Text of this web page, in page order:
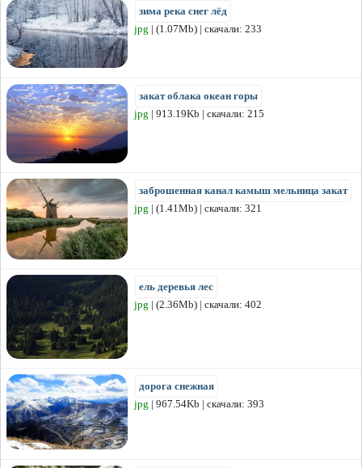
зима река снег лёд
jpg | (1.07Mb) | скачали: 233
закат облака океан горы
jpg | 913.19Kb | скачали: 215
заброшенная канал камыш мельница закат
jpg | (1.41Mb) | скачали: 321
ель деревья лес
jpg | (2.36Mb) | скачали: 402
дорога снежная
jpg | 967.54Kb | скачали: 393